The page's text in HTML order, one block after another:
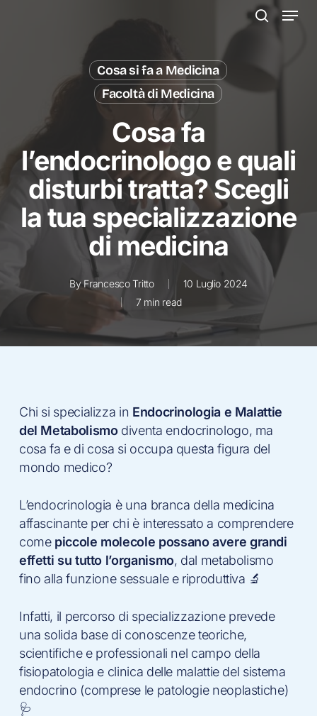
Menu
Cosa si fa a Medicina
Facoltà di Medicina
Cosa fa
l’endocrinologo e quali
disturbi tratta? Scegli
la tua specializzazione
di medicina
By Francesco Tritto
10 Luglio 2024
7 min read
Chi si specializza in Endocrinologia e Malattie
del Metabolismodiventa endocrinologo, ma
cosa fa e di cosa si occupa questa figura del
mondo medico?
L’endocrinologia è una branca della medicina
affascinante per chi è interessato a comprendere
come piccole molecole possano avere grandi
effetti su tutto l’organismo, dal metabolismo
fino alla funzione sessuale e riproduttiva 🔬
Infatti, il percorso di specializzazione prevede
una solida base di conoscenze teoriche,
scientifiche e professionali nel campo della
fisiopatologia e clinica delle malattie del sistema
endocrino (comprese le patologie neoplastiche)
🩺